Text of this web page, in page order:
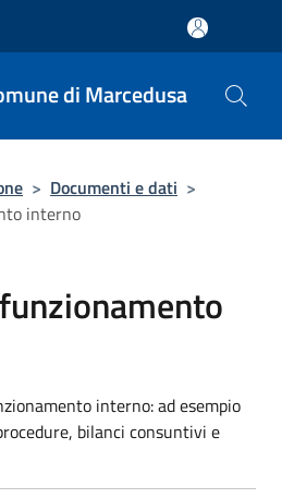
di Marcedusa
> Documenti e dati >
interno
interno: ad esempio
bilanci consuntivi e